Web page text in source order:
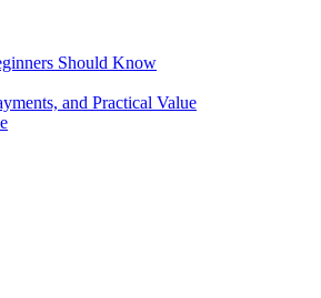
Should Know
and Practical Value